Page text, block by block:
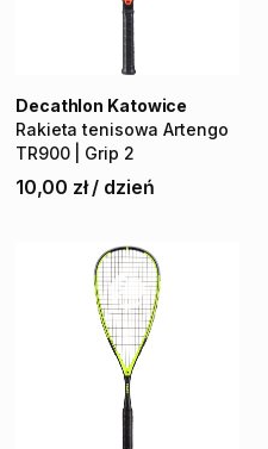
Rakieta tenisowa Artengo
TR900
Grip 2
Decathlon Katowice
10,00 zł / dzień